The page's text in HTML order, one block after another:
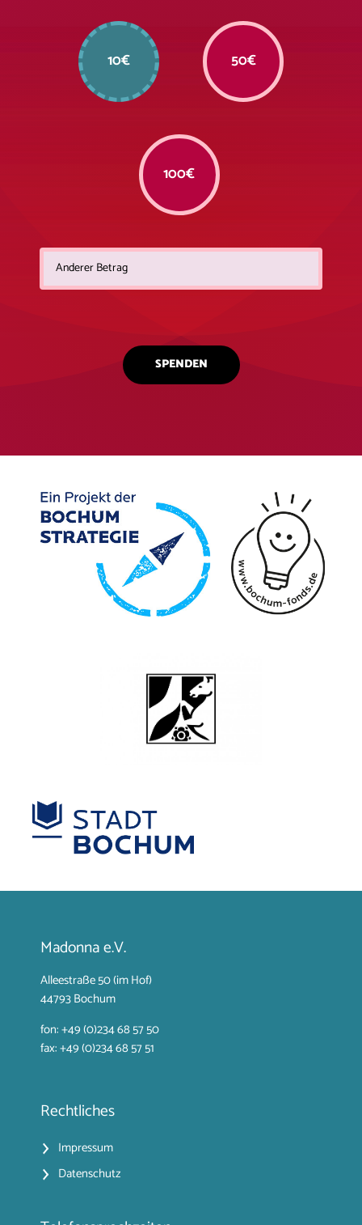
10€ 50€
100€
SPENDEN
Madonna e.V.
Alleestraße 50 (im Hof)
44793 Bochum
fon: +49 (0)234 68 57 50
fax: +49 (0)234 68 57 51
Rechtliches
Impressum
Datenschutz